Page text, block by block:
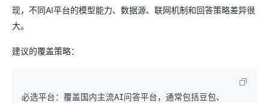
现，不同AI平台的模型能力、数据源、联网机制和回答策略差异很
大。
建议的覆盖策略：
必选平台：覆盖国内主流AI问答平台，通常包括豆包、